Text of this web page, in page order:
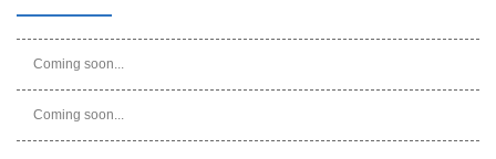
Coming soon...
Coming soon...